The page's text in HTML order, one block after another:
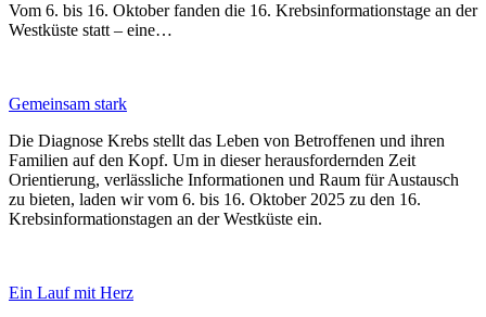
Vom 6. bis 16. Oktober fanden die 16. Krebsinformationstage an der
Westküste statt – eine…
Gemeinsam stark
Die Diagnose Krebs stellt das Leben von Betroffenen und ihren
Familien auf den Kopf. Um in dieser herausfordernden Zeit
Orientierung, verlässliche Informationen und Raum für Austausch
zu bieten, laden wir vom 6. bis 16. Oktober 2025 zu den 16.
Krebsinformationstagen an der Westküste ein.
Ein Lauf mit Herz